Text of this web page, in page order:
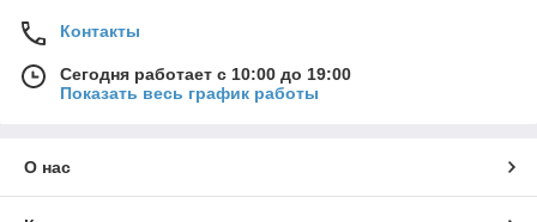
Контакты
Сегодня работает с 10:00 до 19:00
Показать весь график работы
О нас